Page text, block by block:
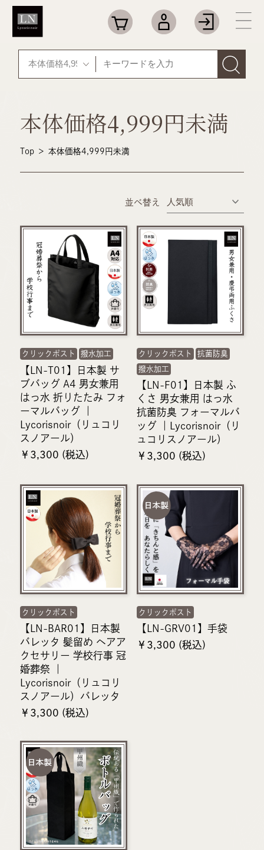
本体価格4,999円未満
Top ＞ 本体価格4,999円未満
並べ替え
クリックポスト 撥水加工
【LN-T01】日本製 サ
ブバッグ A4 男女兼用
はっ水 折りたたみ フォ
ーマルバッグ ｜
Lycorisnoir（リュコリ
スノアール）
￥3,300 (税込)
クリックポスト
抗菌防臭
撥水加工
【LN-F01】日本製 ふ
くさ 男女兼用 はっ水
抗菌防臭 フォーマルバ
ッグ ｜Lycorisnoir（リ
ュコリスノアール）
￥3,300 (税込)
クリックポスト
【LN-BAR01】日本製
バレッタ 髪留め ヘアア
クセサリー 学校行事 冠
婚葬祭 ｜
Lycorisnoir（リュコリ
スノアール）バレッタ
￥3,300 (税込)
クリックポスト
【LN-GRV01】手袋
￥3,300 (税込)